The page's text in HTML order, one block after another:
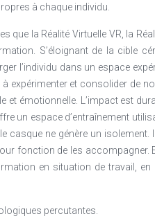
à chaque individu.
que la Réalité Virtuelle VR, la
S’éloignant de la cible
l’individu dans un espace
expérimenter et consolider de
et émotionnelle. L’impact est
un espace d’entraînement
ne génère un isolement.
fonction de les accompagner.
en situation de travail,
percutantes.